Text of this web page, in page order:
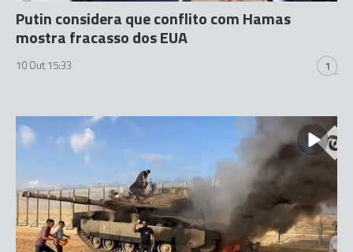
Putin considera que conflito com Hamas
mostra fracasso dos EUA
10 Out 15:33 1